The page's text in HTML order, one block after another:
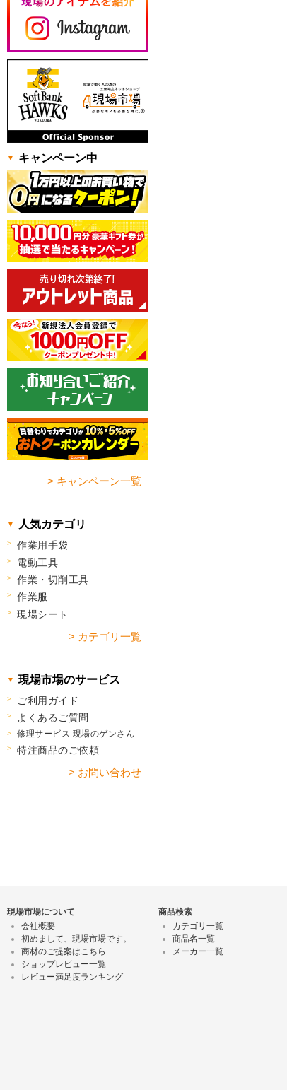
キャンペーン中
> キャンペーン一覧
人気カテゴリ
作業用手袋
電動工具
作業・切削工具
作業服
現場シート
> カテゴリ一覧
現場市場のサービス
ご利用ガイド
よくあるご質問
修理サービス 現場のゲンさん
特注商品のご依頼
> お問い合わせ
現場市場について
会社概要
初めまして、現場市場です。
商材のご提案はこちら
ショップレビュー一覧
レビュー満足度ランキング
商品検索
カテゴリ一覧
商品名一覧
メーカー一覧